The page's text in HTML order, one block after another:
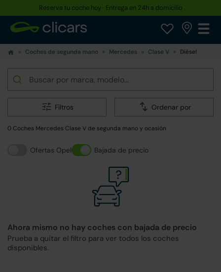
Reserva tu coche hoy · Entrega en 24h a domicilio
Coches de segunda mano Mercedes Clase V Diésel
Filtros Ordenar por
0 Coches Mercedes Clase V de segunda mano y ocasión
Ofertas Opel Bajada de precio
Ahora mismo no hay coches con bajada de precio
Prueba a quitar el filtro para ver todos los coches
disponibles.